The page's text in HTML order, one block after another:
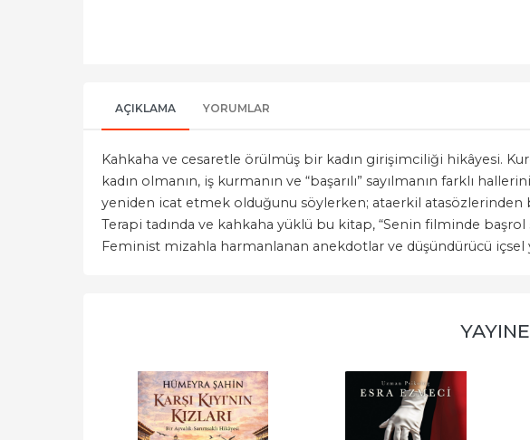
AÇIKLAMA YORUMLAR
Kahkaha ve cesaretle örülmüş bir kadın girişimciliği hikâyesi.
kadın olmanın, iş kurmanın ve “başarılı” sayılmanın farklı
yeniden icat etmek olduğunu söylerken; ataerkil atasözlerinden
Terapi tadında ve kahkaha yüklü bu kitap, “Senin filminde başrol
Feminist mizahla harmanlanan anekdotlar ve düşündürücü